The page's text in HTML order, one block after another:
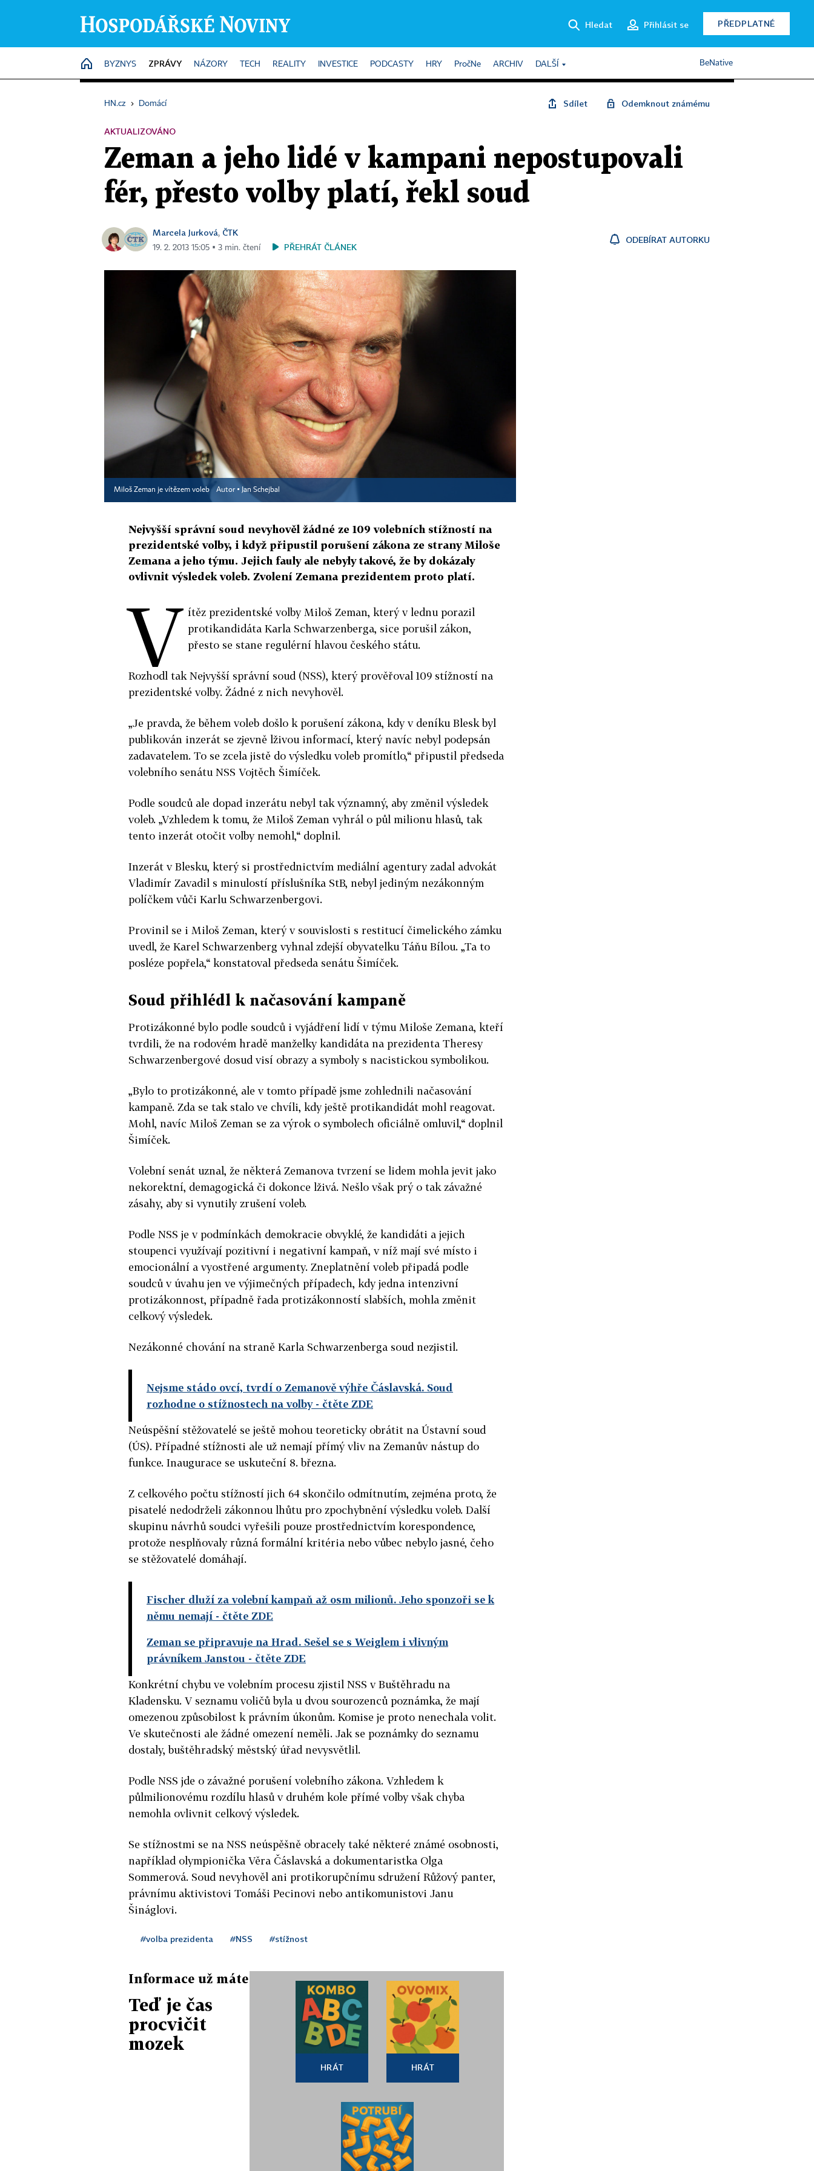
Hledat Přihlásit se PŘEDPLATNÉ
HOME
BYZNYS ZPRÁVY NÁZORY TECH REALITY INVESTICE PODCASTY HRY PročNe ARCHIV DALŠÍ BeNative
HN.cz › Domácí Sdílet Odemknout známému
AKTUALIZOVÁNO
Zeman a jeho lidé v kampani nepostupovali
fér, přesto volby platí, řekl soud
Marcela Jurková, ČTK
19. 2. 2013 15:05 ▪ 3 min. čtení PŘEHRÁT ČLÁNEK
ODEBÍRAT AUTORKU
Miloš Zeman je vítězem voleb Autor ▪ Jan Schejbal
Nejvyšší správní soud nevyhověl žádné ze 109 volebních stížností na
prezidentské volby, i když připustil porušení zákona ze strany Miloše
Zemana a jeho týmu. Jejich fauly ale nebyly takové, že by dokázaly
ovlivnit výsledek voleb. Zvolení Zemana prezidentem proto platí.
V ítěz prezidentské volby Miloš Zeman, který v lednu porazil
protikandidáta Karla Schwarzenberga, sice porušil zákon,
přesto se stane regulérní hlavou českého státu.
Rozhodl tak Nejvyšší správní soud (NSS), který prověřoval 109 stížností na
prezidentské volby. Žádné z nich nevyhověl.
„Je pravda, že během voleb došlo k porušení zákona, kdy v deníku Blesk byl
publikován inzerát se zjevně lživou informací, který navíc nebyl podepsán
zadavatelem. To se zcela jistě do výsledku voleb promítlo,“ připustil předseda
volebního senátu NSS Vojtěch Šimíček.
Podle soudců ale dopad inzerátu nebyl tak významný, aby změnil výsledek
voleb. „Vzhledem k tomu, že Miloš Zeman vyhrál o půl milionu hlasů, tak
tento inzerát otočit volby nemohl,“ doplnil.
Inzerát v Blesku, který si prostřednictvím mediální agentury zadal advokát
Vladimír Zavadil s minulostí příslušníka StB, nebyl jediným nezákonným
políčkem vůči Karlu Schwarzenbergovi.
Provinil se i Miloš Zeman, který v souvislosti s restitucí čimelického zámku
uvedl, že Karel Schwarzenberg vyhnal zdejší obyvatelku Táňu Bílou. „Ta to
posléze popřela,“ konstatoval předseda senátu Šimíček.
Soud přihlédl k načasování kampaně
Protizákonné bylo podle soudců i vyjádření lidí v týmu Miloše Zemana, kteří
tvrdili, že na rodovém hradě manželky kandidáta na prezidenta Theresy
Schwarzenbergové dosud visí obrazy a symboly s nacistickou symbolikou.
„Bylo to protizákonné, ale v tomto případě jsme zohlednili načasování
kampaně. Zda se tak stalo ve chvíli, kdy ještě protikandidát mohl reagovat.
Mohl, navíc Miloš Zeman se za výrok o symbolech oficiálně omluvil,“ doplnil
Šimíček.
Volební senát uznal, že některá Zemanova tvrzení se lidem mohla jevit jako
nekorektní, demagogická či dokonce lživá. Nešlo však prý o tak závažné
zásahy, aby si vynutily zrušení voleb.
Podle NSS je v podmínkách demokracie obvyklé, že kandidáti a jejich
stoupenci využívají pozitivní i negativní kampaň, v níž mají své místo i
emocionální a vyostřené argumenty. Zneplatnění voleb připadá podle
soudců v úvahu jen ve výjimečných případech, kdy jedna intenzivní
protizákonnost, případně řada protizákonností slabších, mohla změnit
celkový výsledek.
Nezákonné chování na straně Karla Schwarzenberga soud nezjistil.
Nejsme stádo ovcí, tvrdí o Zemanově výhře Čáslavská. Soud
rozhodne o stížnostech na volby- čtěte ZDE
Neúspěšní stěžovatelé se ještě mohou teoreticky obrátit na Ústavní soud
(ÚS). Případné stížnosti ale už nemají přímý vliv na Zemanův nástup do
funkce. Inaugurace se uskuteční 8. března.
Z celkového počtu stížností jich 64 skončilo odmítnutím, zejména proto, že
pisatelé nedodrželi zákonnou lhůtu pro zpochybnění výsledku voleb. Další
skupinu návrhů soudci vyřešili pouze prostřednictvím korespondence,
protože nesplňovaly různá formální kritéria nebo vůbec nebylo jasné, čeho
se stěžovatelé domáhají.
Fischer dluží za volební kampaň až osm milionů. Jeho sponzoři se k
němu nemají - čtěte ZDE
Zeman se připravuje na Hrad. Sešel se s Weiglem i vlivným
právníkem Janstou - čtěte ZDE
Konkrétní chybu ve volebním procesu zjistil NSS v Buštěhradu na
Kladensku. V seznamu voličů byla u dvou sourozenců poznámka, že mají
omezenou způsobilost k právním úkonům. Komise je proto nenechala volit.
Ve skutečnosti ale žádné omezení neměli. Jak se poznámky do seznamu
dostaly, buštěhradský městský úřad nevysvětlil.
Podle NSS jde o závažné porušení volebního zákona. Vzhledem k
půlmilionovému rozdílu hlasů v druhém kole přímé volby však chyba
nemohla ovlivnit celkový výsledek.
Se stížnostmi se na NSS neúspěšně obracely také některé známé osobnosti,
například olympionička Věra Čáslavská a dokumentaristka Olga
Sommerová. Soud nevyhověl ani protikorupčnímu sdružení Růžový panter,
právnímu aktivistovi Tomáši Pecinovi nebo antikomunistovi Janu
Šináglovi.
#volba prezidenta #NSS #stížnost
Informace už máte
Teď je čas
procvičit
mozek
HRÁT HRÁT